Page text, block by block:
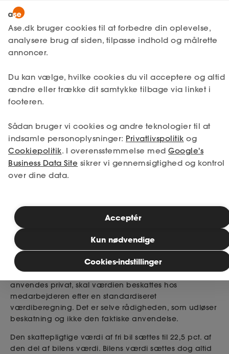
MitAse
Ase Selvstændig
Dokumenter.dk
Lønmodtager
Selvstændig
Etableret
Produkter
Få svar
Fordele
Studerende
Bliv medlem
MitAse
Ase Selvstændig
Dokumenter.dk
Selvstændig Få svar Bogføring Personalegoder
Personalegoder omfatttet
af en standardiseret
værdiberegning
Få en oversigt over personalegoder, som
du som selvstændig kan anvende i din
vurdering af personalegoder.
Læsetid: 3 minutter
Publiceret: 08. december 2025
Firmabil
Stiller arbejdsgiveren en bil til rådighed, som kan
anvendes privat, skal værdien beskattes hos
medarbejderen efter en standardiseret
værdiberegning. Det er selve rådigheden, som udløser
beskatning og ikke den faktiske anvendelse.
Den skattepligtige værdi af fri bil sættes til 22,5 pct. af
den del af bilens værdi. Bilens værdi sættes dog altid
Ase.dk bruger cookies til at forbedre din oplevelse,
analysere brug af siden, tilpasse indhold og målrette
annoncer.
Du kan vælge, hvilke cookies du vil acceptere og altid
ændre eller trække dit samtykke tilbage via linket i
footeren.
Sådan bruger vi cookies og andre teknologier til at
indsamle personoplysninger: Privatlivspolitik og
Cookiepolitik. I overensstemmelse med Google's
Business Data Site sikrer vi gennemsigtighed og kontrol
over dine data.
Cookies-indstillinger
Kun nødvendige
Acceptér